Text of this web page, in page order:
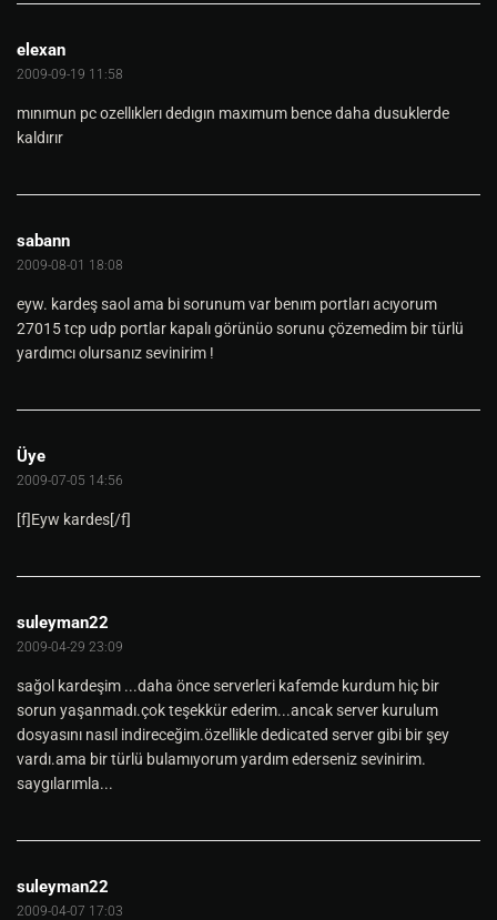
elexan
2009-09-19 11:58
mınımun pc ozellıklerı dedıgın maxımum bence daha dusuklerde
kaldırır
sabann
2009-08-01 18:08
eyw. kardeş saol ama bi sorunum var benım portları acıyorum
27015 tcp udp portlar kapalı görünüo sorunu çözemedim bir türlü
yardımcı olursanız sevinirim !
Üye
2009-07-05 14:56
[f]Eyw kardes[/f]
suleyman22
2009-04-29 23:09
sağol kardeşim ...daha önce serverleri kafemde kurdum hiç bir
sorun yaşanmadı.çok teşekkür ederim...ancak server kurulum
dosyasını nasıl indireceğim.özellikle dedicated server gibi bir şey
vardı.ama bir türlü bulamıyorum yardım ederseniz sevinirim.
saygılarımla...
suleyman22
2009-04-07 17:03